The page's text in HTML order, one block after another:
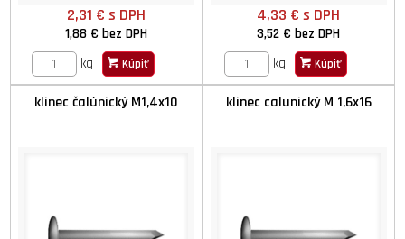
2,31 €s DPH
1,88 €bez DPH
kg
Kúpiť
4,33 €s DPH
3,52 €bez DPH
kg
Kúpiť
klinec čalúnický M1,4x10 klinec calunický M 1,6x16